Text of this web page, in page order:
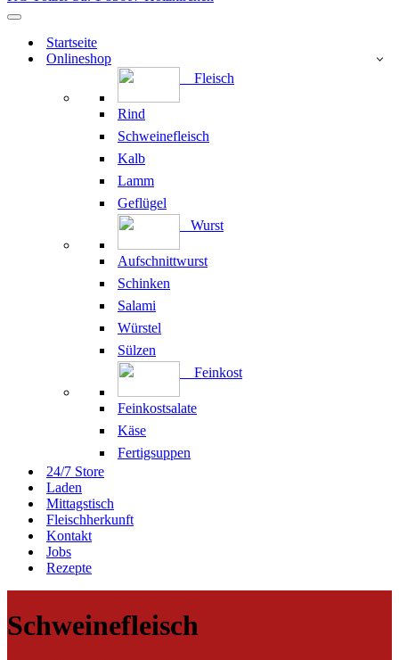
Navigationsmenü
Startseite
Onlineshop
Fleisch
Rind
Schweinefleisch
Kalb
Lamm
Geflügel
Wurst
Aufschnittwurst
Schinken
Salami
Würstel
Sülzen
Feinkost
Feinkostsalate
Käse
Fertigsuppen
24/7 Store
Laden
Mittagstisch
Fleischherkunft
Kontakt
Jobs
Rezepte
Schweinefleisch